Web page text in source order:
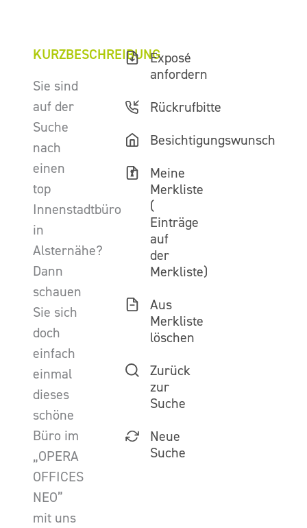
KURZBESCHREIBUNG
Sie sind
auf der
Suche
nach
einen
top
Innenstadtbüro
in
Alsternähe?
Dann
schauen
Sie sich
doch
einfach
einmal
dieses
schöne
Büro im
„OPERA
OFFICES
NEO”
mit uns
Exposé
anfordern
Rückrufbitte
Besichtigungswunsch
Meine
Merkliste
(
Einträge
auf
der
Merkliste)
Aus
Merkliste
löschen
Zurück
zur
Suche
Neue
Suche